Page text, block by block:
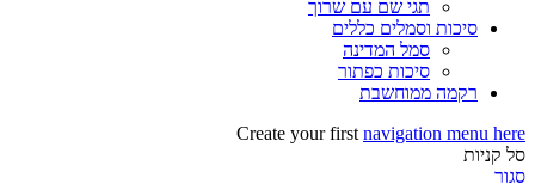
תגי שם עם שרוך
סיכות וסמלים כללים
סמל המדינה
סיכות כפתור
רקמה ממוחשבת
Create your first navigation menu here
סל קניות
סגור